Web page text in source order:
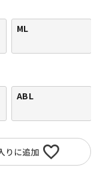
ML
ABL
りに追加